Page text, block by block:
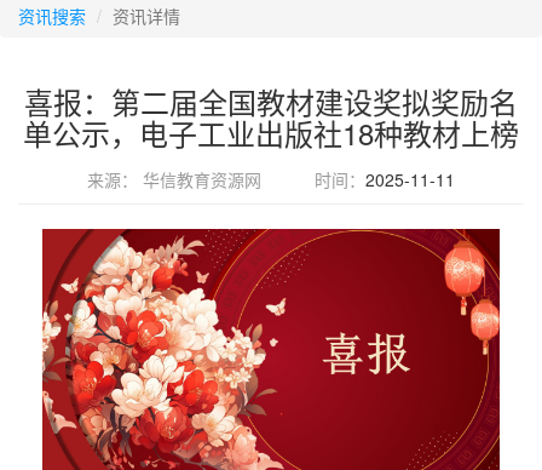
资讯搜索 资讯详情
喜报：第二届全国教材建设奖拟奖励名
单公示，电子工业出版社18种教材上榜
来源： 华信教育资源网 时间： 2025-11-11